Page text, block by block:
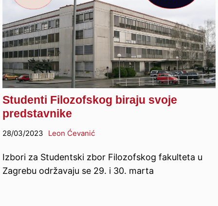
Studenti Filozofskog biraju svoje
predstavnike
28/03/2023 Leon Ćevanić
Izbori za Studentski zbor Filozofskog fakulteta u
Zagrebu održavaju se 29. i 30. marta